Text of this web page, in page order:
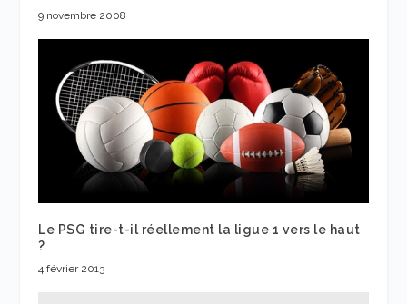
9 novembre 2008
Le PSG tire-t-il réellement la ligue 1 vers le haut
?
4 février 2013